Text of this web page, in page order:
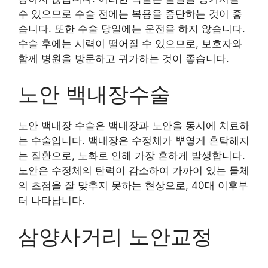
수 있으므로 수술 전에는 복용을 중단하는 것이 좋
습니다. 또한 수술 당일에는 운전을 하지 않습니다.
수술 후에는 시력이 떨어질 수 있으므로, 보호자와
함께 병원을 방문하고 귀가하는 것이 좋습니다.
노안 백내장수술
노안 백내장 수술은 백내장과 노안을 동시에 치료하
는 수술입니다. 백내장은 수정체가 뿌옇게 혼탁해지
는 질환으로, 노화로 인해 가장 흔하게 발생합니다.
노안은 수정체의 탄력이 감소하여 가까이 있는 물체
의 초점을 잘 맞추지 못하는 현상으로, 40대 이후부
터 나타납니다.
삼양사거리 노안교정